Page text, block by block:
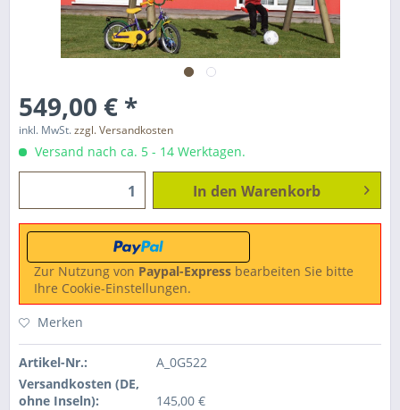
549,00 € *
inkl. MwSt.zzgl. Versandkosten
Versand nach ca. 5 - 14 Werktagen.
In den Warenkorb
Zur Nutzung von Paypal-Express bearbeiten Sie bitte
Ihre Cookie-Einstellungen.
Merken
Artikel-Nr.:
A_0G522
Versandkosten (DE,
ohne Inseln):
145,00 €